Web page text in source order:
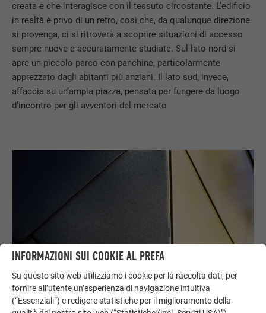
creata e che interagisce con il tessuto circostante. L’edificio
in realtà è privo di un retro, così che, da qualunque direzione
si provenga, ci si ritroverà a scoprire situazioni di accesso
sempre nuove e accuratamente studiate. Sul lato nord si
apre un piccolo parco con panchine, particolarmente
apprezzato dagli abitanti più anziani. Il lato sud, invece,
affaccia su un’ampia piazza, pensata per fungere da luogo
d’incontro per gli avventori del mercato
INFORMAZIONI SUI COOKIE AL PREFA
Su questo sito web utilizziamo i cookie per la raccolta dati, per
fornire all’utente un’esperienza di navigazione intuitiva
(“Essenziali”) e redigere statistiche per il miglioramento della